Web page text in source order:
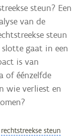
steun? Een
van de
steun
gaat in een
is van
of éénzelfde
wie verliest en
rechtstreekse steun